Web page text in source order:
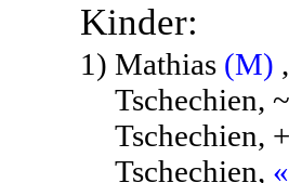
Kinder:
1) Mathias (M)
Tschechien,
Tschechien,
Tschechien,